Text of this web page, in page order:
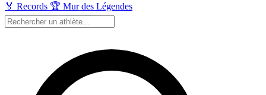
🏅 Records 🏆 Mur des Légendes